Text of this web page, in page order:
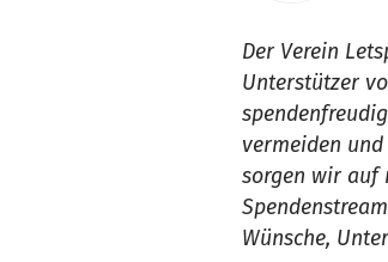
Der Verein
Unterstützer
vermeiden
sorgen wir auf
Wünsche,